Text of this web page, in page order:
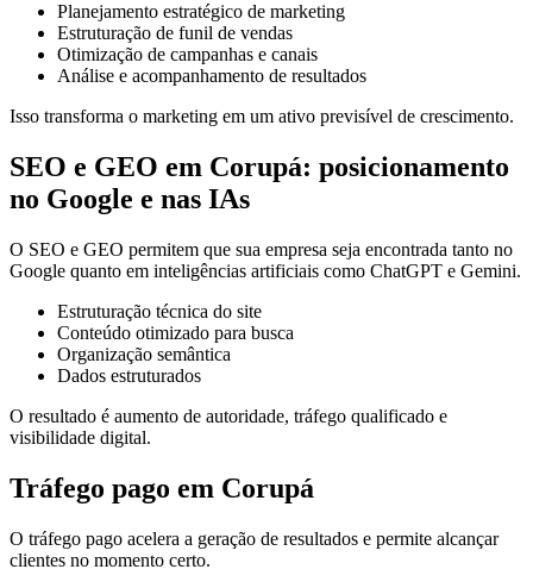
Planejamento estratégico de marketing
Estruturação de funil de vendas
Otimização de campanhas e canais
Análise e acompanhamento de resultados
Isso transforma o marketing em um ativo previsível de crescimento.
SEO e GEO em Corupá: posicionamento
no Google e nas IAs
O SEO e GEO permitem que sua empresa seja encontrada tanto no
Google quanto em inteligências artificiais como ChatGPT e Gemini.
Estruturação técnica do site
Conteúdo otimizado para busca
Organização semântica
Dados estruturados
O resultado é aumento de autoridade, tráfego qualificado e
visibilidade digital.
Tráfego pago em Corupá
O tráfego pago acelera a geração de resultados e permite alcançar
clientes no momento certo.